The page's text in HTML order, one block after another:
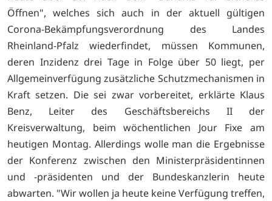
Öffnen", welches sich auch in der aktuell gültigen
Corona-Bekämpfungsverordnung des Landes
Rheinland-Pfalz wiederfindet, müssen Kommunen,
deren Inzidenz drei Tage in Folge über 50 liegt, per
Allgemeinverfügung zusätzliche Schutzmechanismen in
Kraft setzen. Die sei zwar vorbereitet, erklärte Klaus
Benz, Leiter des Geschäftsbereichs II der
Kreisverwaltung, beim wöchentlichen Jour Fixe am
heutigen Montag. Allerdings wolle man die Ergebnisse
der Konferenz zwischen den Ministerpräsidentinnen
und -präsidenten und der Bundeskanzlerin heute
abwarten. "Wir wollen ja heute keine Verfügung treffen,